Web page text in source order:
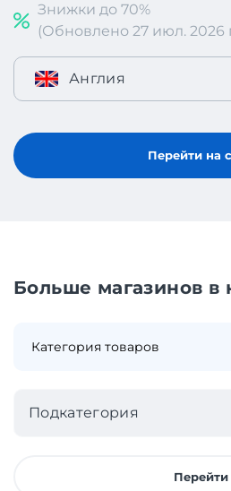
Знижки до 70%
(Обновлено 27 июл. 2026
Англия
Перейти на
Больше магазинов в
Подкатегория
Перейти